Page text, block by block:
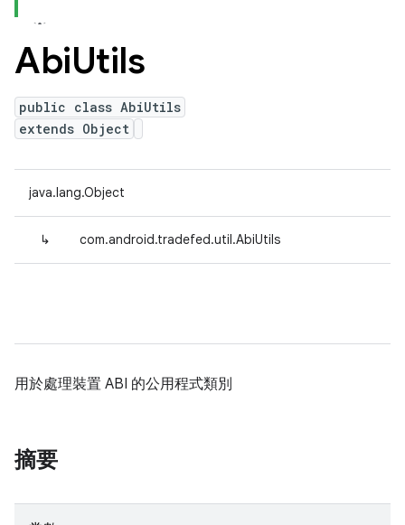
AbiUtils
public class AbiUtils
extends Object
java.lang.Object
↳ com.android.tradefed.util.AbiUtils
用於處理裝置 ABI 的公用程式類別
摘要